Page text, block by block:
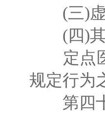
(三)虚
(四)其
定点医
规定行为
第四十